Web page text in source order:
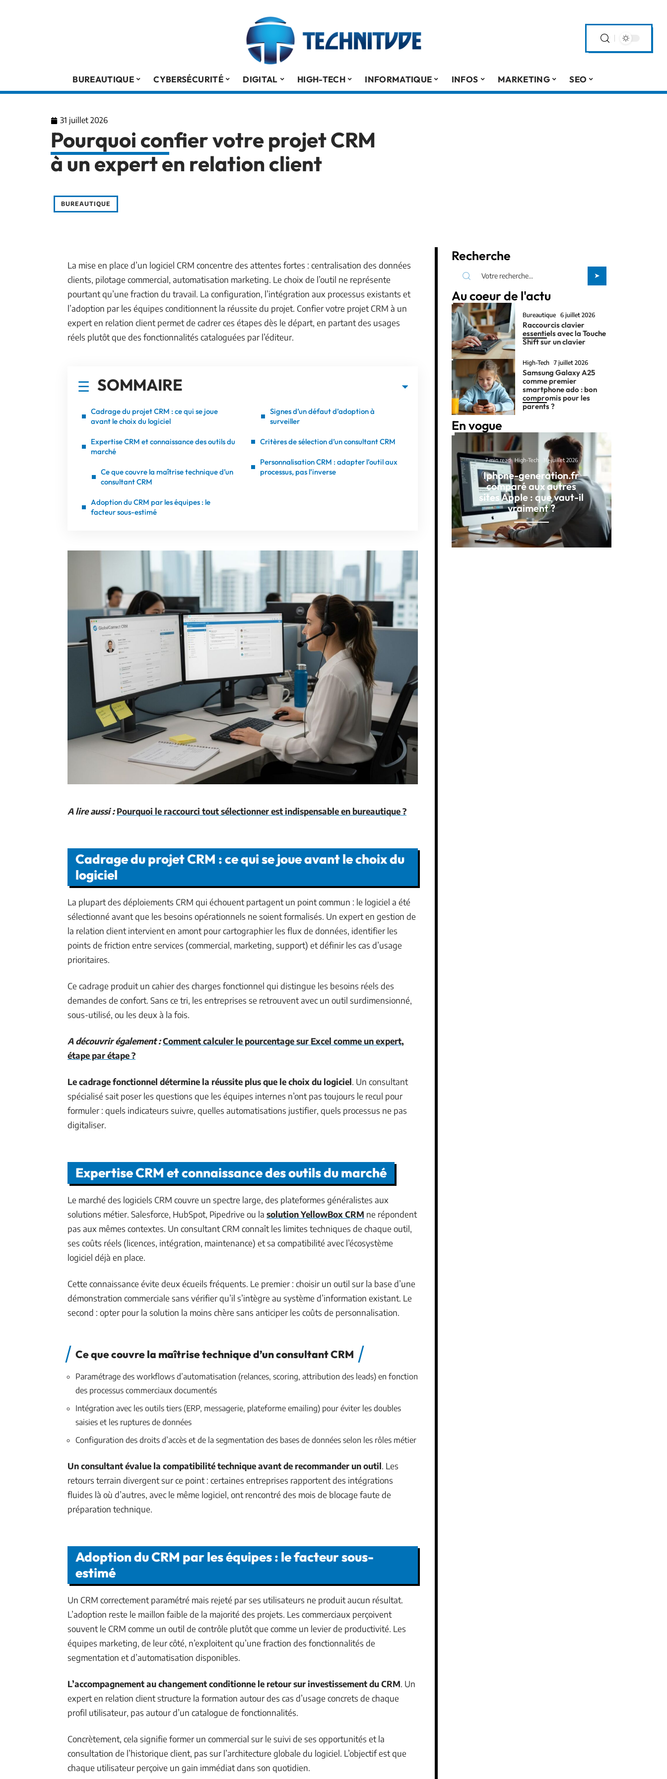
BUREAUTIQUE CYBERSÉCURITÉ DIGITAL HIGH-TECH INFORMATIQUE INFOS MARKETING SEO
31 juillet 2026
Pourquoi confier votre projet CRM
à un expert en relation client
BUREAUTIQUE
La mise en place d’un logiciel CRM concentre des attentes fortes : centralisation des données
clients, pilotage commercial, automatisation marketing. Le choix de l’outil ne représente
pourtant qu’une fraction du travail. La configuration, l’intégration aux processus existants et
l’adoption par les équipes conditionnent la réussite du projet. Confier votre projet CRM à un
expert en relation client permet de cadrer ces étapes dès le départ, en partant des usages
réels plutôt que des fonctionnalités cataloguées par l’éditeur.
SOMMAIRE
Cadrage du projet CRM : ce qui se joue
avant le choix du logiciel
Expertise CRM et connaissance des outils du
marché
Ce que couvre la maîtrise technique d’un
consultant CRM
Adoption du CRM par les équipes : le
facteur sous-estimé
Signes d’un défaut d’adoption à
surveiller
Critères de sélection d’un consultant CRM
Personnalisation CRM : adapter l’outil aux
processus, pas l’inverse
A lire aussi : Pourquoi le raccourci tout sélectionner est indispensable en bureautique ?
Cadrage du projet CRM : ce qui se joue avant le choix du
logiciel
La plupart des déploiements CRM qui échouent partagent un point commun : le logiciel a été
sélectionné avant que les besoins opérationnels ne soient formalisés. Un expert en gestion de
la relation client intervient en amont pour cartographier les flux de données, identifier les
points de friction entre services (commercial, marketing, support) et définir les cas d’usage
prioritaires.
Ce cadrage produit un cahier des charges fonctionnel qui distingue les besoins réels des
demandes de confort. Sans ce tri, les entreprises se retrouvent avec un outil surdimensionné,
sous-utilisé, ou les deux à la fois.
A découvrir également :Comment calculer le pourcentage sur Excel comme un expert,
étape par étape ?
Le cadrage fonctionnel détermine la réussite plus que le choix du logiciel. Un consultant
spécialisé sait poser les questions que les équipes internes n’ont pas toujours le recul pour
formuler : quels indicateurs suivre, quelles automatisations justifier, quels processus ne pas
digitaliser.
Expertise CRM et connaissance des outils du marché
Le marché des logiciels CRM couvre un spectre large, des plateformes généralistes aux
solutions métier. Salesforce, HubSpot, Pipedrive ou la solution YellowBox CRM ne répondent
pas aux mêmes contextes. Un consultant CRM connaît les limites techniques de chaque outil,
ses coûts réels (licences, intégration, maintenance) et sa compatibilité avec l’écosystème
logiciel déjà en place.
Cette connaissance évite deux écueils fréquents. Le premier : choisir un outil sur la base d’une
démonstration commerciale sans vérifier qu’il s’intègre au système d’information existant. Le
second : opter pour la solution la moins chère sans anticiper les coûts de personnalisation.
Ce que couvre la maîtrise technique d’un consultant CRM
Paramétrage des workflows d’automatisation (relances, scoring, attribution des leads) en fonction
des processus commerciaux documentés
Intégration avec les outils tiers (ERP, messagerie, plateforme emailing) pour éviter les doubles
saisies et les ruptures de données
Configuration des droits d’accès et de la segmentation des bases de données selon les rôles métier
Un consultant évalue la compatibilité technique avant de recommander un outil. Les
retours terrain divergent sur ce point : certaines entreprises rapportent des intégrations
fluides là où d’autres, avec le même logiciel, ont rencontré des mois de blocage faute de
préparation technique.
Adoption du CRM par les équipes : le facteur sous-
estimé
Un CRM correctement paramétré mais rejeté par ses utilisateurs ne produit aucun résultat.
L’adoption reste le maillon faible de la majorité des projets. Les commerciaux perçoivent
souvent le CRM comme un outil de contrôle plutôt que comme un levier de productivité. Les
équipes marketing, de leur côté, n’exploitent qu’une fraction des fonctionnalités de
segmentation et d’automatisation disponibles.
L’accompagnement au changement conditionne le retour sur investissement du CRM. Un
expert en relation client structure la formation autour des cas d’usage concrets de chaque
profil utilisateur, pas autour d’un catalogue de fonctionnalités.
Concrètement, cela signifie former un commercial sur le suivi de ses opportunités et la
consultation de l’historique client, pas sur l’architecture globale du logiciel. L’objectif est que
chaque utilisateur perçoive un gain immédiat dans son quotidien.
Recherche
Au coeur de l'actu
Bureautique 6 juillet 2026
Raccourcis clavier
essentiels avec la Touche
Shift sur un clavier
High-Tech 7 juillet 2026
Samsung Galaxy A25
comme premier
smartphone ado : bon
compromis pour les
parents ?
En vogue
7 min read High-Tech 30 juillet 2026
Iphone-generation.fr
comparé aux autres
sites Apple : que vaut-il
vraiment ?